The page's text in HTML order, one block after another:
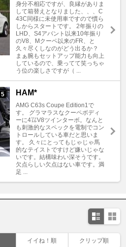
身分不相応ですが、良縁がありま
して箱替えとなりました、、、C
43C同様に未使用車ですので慣ら
しからスタートです。 2年振りの
LHD、S4アバント以来10年振り
のV8、Mクーペ以来のFR、と
久々尽くしなのがどう出るか？
まぁ腕もセットアップ能力も向上
しているので、乗ってて笑っちゃ
う位の楽しさですが（ ...
5 HAM*
AMG C63s Coupe Edition1で
す。 グラマラスなクーペボディ
ーに4㍑V8ツインターボ。なんと
も刺激的なスペックを電制でコン
トロールしている車だと思いま
す。 久々にとってもじゃじゃ馬
的なテイストですけど嫌いじゃな
いです。結構味わい深そうです。
欠点らしい欠点はない車です。満
足 ...
イイね！順 クリップ順